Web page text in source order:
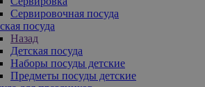
Сервировочная посуда
посуда
Назад
Детская посуда
Наборы посуды детские
Предметы посуды детские